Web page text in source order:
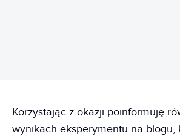
Korzystając z okazji poinformuję
wynikach eksperymentu na blogu,